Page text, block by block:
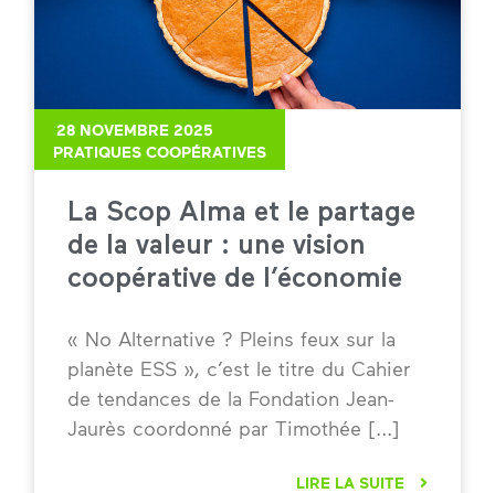
PRATIQUES COOPÉRATIVES
La Scop Alma et le partage
de la valeur : une vision
coopérative de l’économie
« No Alternative ? Pleins feux sur la
planète ESS », c’est le titre du Cahier
de tendances de la Fondation Jean-
Jaurès coordonné par Timothée
LIRE LA SUITE
28 NOVEMBRE 2025